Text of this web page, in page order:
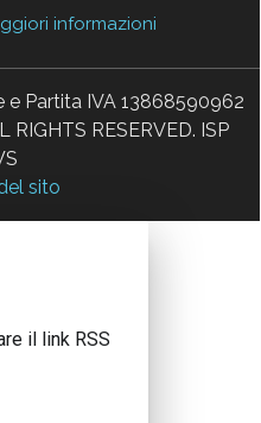
informazioni
Partita IVA 13868590962
RESERVED. ISP
sito
il link RSS